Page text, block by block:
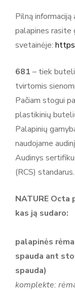
Pilną
palapines rasite
svetainėje:
681 – tiek
tvirtomis
Pačiam stogui
plastikinių
Palapinių
naudojame
Audinys
(RCS) standarus.
NATURE Octa
kas ją sudaro:
palapinės
spauda ant
spauda)
komplekte:
Mitko -
Apie Mitko Mitko
reklamos
Nuo veiklos
aukščiausios
klientų
prekybinių
gamintojų
standartą PN-
saugumą net ir
yra visiškai
įvykdyti
kiekviename
specializuojasi